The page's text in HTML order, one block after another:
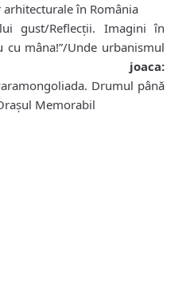
în România
gust/Reflecţii. Imagini în
mâna!”/Unde urbanismul
joaca:
Drumul până
Memorabil